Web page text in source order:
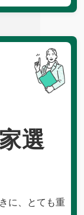
選
に、とても重